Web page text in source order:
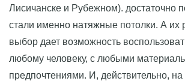
Лисичанске и Рубежном). достаточно
стали именно натяжные потолки. А их
выбор дает возможность
любому человеку, с любыми
предпочтениями. И, действительно,